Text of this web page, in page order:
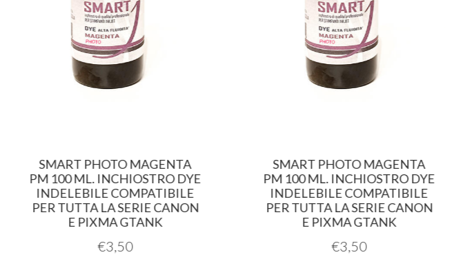
SMART PHOTO MAGENTA
PM 100 ML. INCHIOSTRO DYE
INDELEBILE COMPATIBILE
PER TUTTA LA SERIE CANON
E PIXMA GTANK
€3,50
SMART PHOTO MAGENTA
PM 100 ML. INCHIOSTRO DYE
INDELEBILE COMPATIBILE
PER TUTTA LA SERIE CANON
E PIXMA GTANK
€3,50